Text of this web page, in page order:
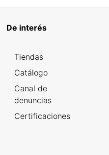
De interés
Tiendas
Catálogo
Canal de
denuncias
Certificaciones